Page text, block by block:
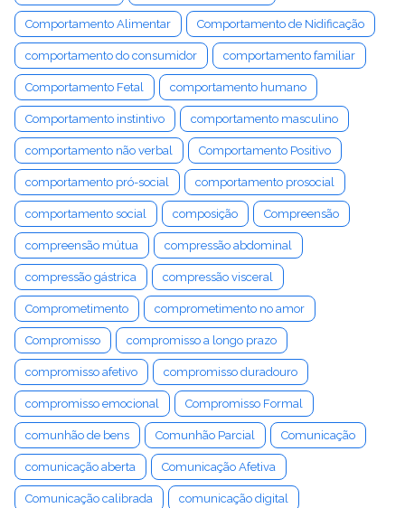
Comportamento Alimentar Comportamento de Nidificação
comportamento do consumidor comportamento familiar
Comportamento Fetal comportamento humano
Comportamento instintivo comportamento masculino
comportamento não verbal Comportamento Positivo
comportamento pró-social comportamento prosocial
comportamento social composição Compreensão
compreensão mútua compressão abdominal
compressão gástrica compressão visceral
Comprometimento comprometimento no amor
Compromisso compromisso a longo prazo
compromisso afetivo compromisso duradouro
compromisso emocional Compromisso Formal
comunhão de bens Comunhão Parcial Comunicação
comunicação aberta Comunicação Afetiva
Comunicação calibrada comunicação digital